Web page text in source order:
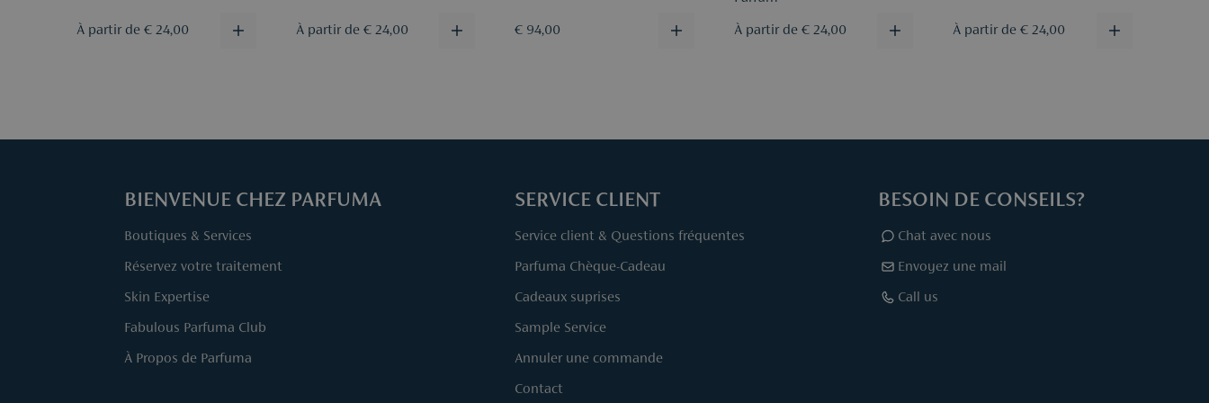
À partir de € 24,00 À partir de € 24,00 € 94,00 À partir de € 24,00 À partir de € 24,00
BIENVENUE CHEZ PARFUMA
Boutiques & Services
Réservez votre traitement
Skin Expertise
Fabulous Parfuma Club
À Propos de Parfuma
SERVICE CLIENT
Service client & Questions fréquentes
Parfuma Chèque-Cadeau
Cadeaux suprises
Sample Service
Annuler une commande
Contact
BESOIN DE CONSEILS?
Chat avec nous
Envoyez une mail
Call us